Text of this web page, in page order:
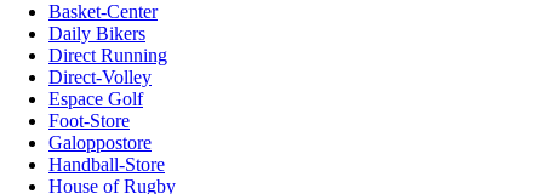
Basket-Center
Daily Bikers
Direct Running
Direct-Volley
Espace Golf
Foot-Store
Galoppostore
Handball-Store
House of Rugby